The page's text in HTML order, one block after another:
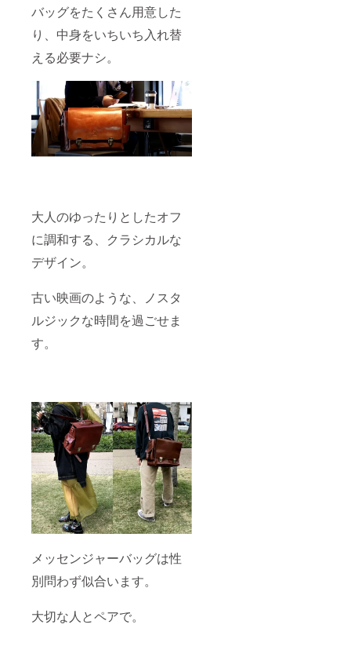
バッグをたくさん用意した
り、中身をいちいち入れ替
える必要ナシ。
大人のゆったりとしたオフ
に調和する、クラシカルな
デザイン。
古い映画のような、ノスタ
ルジックな時間を過ごせま
す。
メッセンジャーバッグは性
別問わず似合います。
大切な人とペアで。